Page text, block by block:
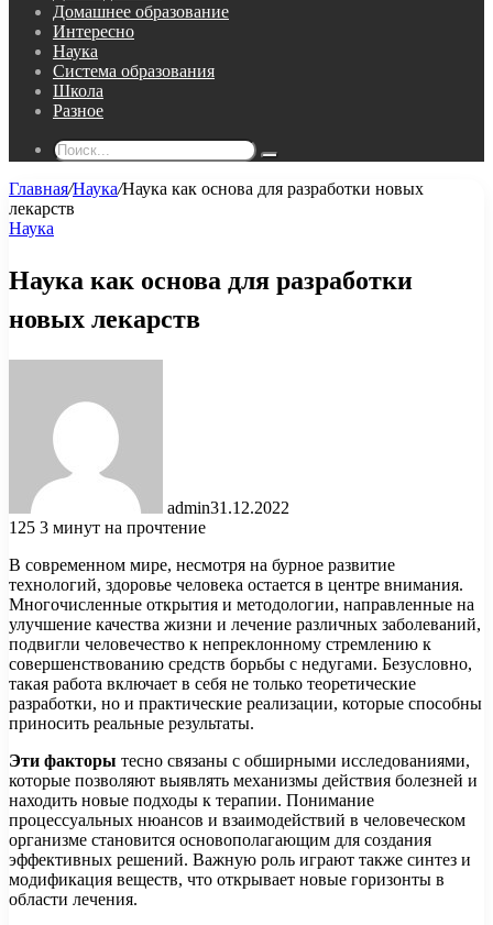
Домашнее образование
Интересно
Наука
Система образования
Школа
Разное
Поиск...
Главная/Наука/Наука как основа для разработки новых
лекарств
Наука
Наука как основа для разработки
новых лекарств
admin31.12.2022
125 3 минут на прочтение
В современном мире, несмотря на бурное развитие
технологий, здоровье человека остается в центре внимания.
Многочисленные открытия и методологии, направленные на
улучшение качества жизни и лечение различных заболеваний,
подвигли человечество к непреклонному стремлению к
совершенствованию средств борьбы с недугами. Безусловно,
такая работа включает в себя не только теоретические
разработки, но и практические реализации, которые способны
приносить реальные результаты.
Эти факторы тесно связаны с обширными исследованиями,
которые позволяют выявлять механизмы действия болезней и
находить новые подходы к терапии. Понимание
процессуальных нюансов и взаимодействий в человеческом
организме становится основополагающим для создания
эффективных решений. Важную роль играют также синтез и
модификация веществ, что открывает новые горизонты в
области лечения.